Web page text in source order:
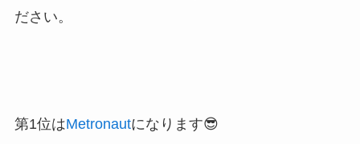
ださい。
第1位はMetronautになります😎